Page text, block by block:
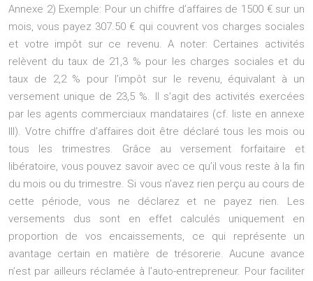
Annexe 2) Exemple: Pour un chiffre d’affaires de 1500 € sur un
mois, vous payez 307.50 € qui couvrent vos charges sociales
et votre impôt sur ce revenu. A noter: Certaines activités
relèvent du taux de 21,3 % pour les charges sociales et du
taux de 2,2 % pour l’impôt sur le revenu, équivalant à un
versement unique de 23,5 %. Il s’agit des activités exercées
par les agents commerciaux mandataires (cf. liste en annexe
III). Votre chiffre d’affaires doit être déclaré tous les mois ou
tous les trimestres. Grâce au versement forfaitaire et
libératoire, vous pouvez savoir avec ce qu’il vous reste à la fin
du mois ou du trimestre. Si vous n’avez rien perçu au cours de
cette période, vous ne déclarez et ne payez rien. Les
versements dus sont en effet calculés uniquement en
proportion de vos encaissements, ce qui représente un
avantage certain en matière de trésorerie. Aucune avance
n’est par ailleurs réclamée à l’auto-entrepreneur. Pour faciliter